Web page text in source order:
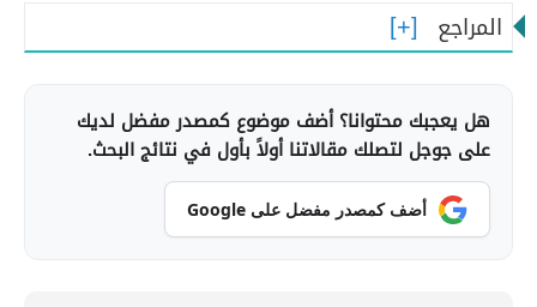
المراجع
هل يعجبك محتوانا؟ أضف موضوع كمصدر مفضل لديك
على جوجل لتصلك مقالاتنا أولاً بأول في نتائج البحث.
أضف كمصدر مفضل على Google